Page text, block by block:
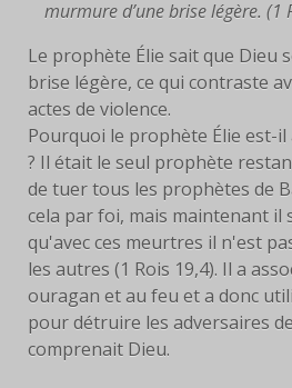
PHOTOS
PHOTOS
CONTEMPORAINES
ANCIENNES PHOTOS
CONTACT
murmure d’une brise légère. (1
Le prophète Élie sait que Dieu
brise légère, ce qui contraste
actes de violence.
Pourquoi le prophète Élie est-
? Il était le seul prophète
de tuer tous les prophètes de
cela par foi, mais maintenant il
qu'avec ces meurtres il n'est
les autres (1 Rois 19,4). Il a
ouragan et au feu et a donc
pour détruire les adversaires
comprenait Dieu.